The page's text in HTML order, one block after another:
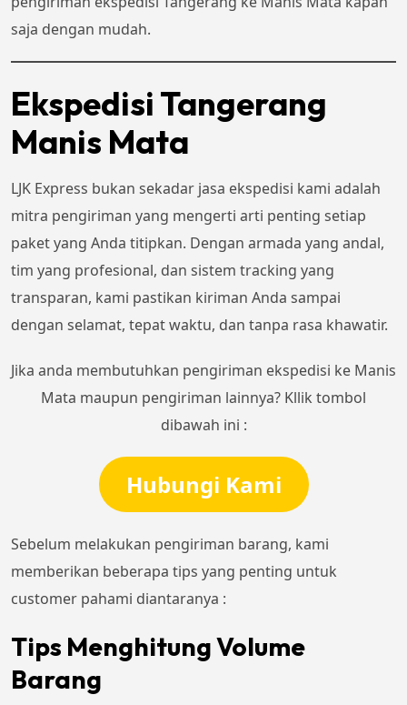
saja dengan mudah.
Ekspedisi Tangerang
Manis Mata
LJK Express bukan sekadar jasa ekspedisi kami adalah
mitra pengiriman yang mengerti arti penting setiap
paket yang Anda titipkan. Dengan armada yang andal,
tim yang profesional, dan sistem tracking yang
transparan, kami pastikan kiriman Anda sampai
dengan selamat, tepat waktu, dan tanpa rasa khawatir.
Jika anda membutuhkan pengiriman ekspedisi ke Manis
Mata maupun pengiriman lainnya? Kllik tombol
dibawah ini :
Hubungi Kami
Sebelum melakukan pengiriman barang, kami
memberikan beberapa tips yang penting untuk
customer pahami diantaranya :
Tips Menghitung Volume
Barang